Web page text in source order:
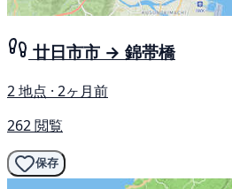
廿日市市 → 錦帯橋
2 地点 · 2ヶ月前
262 閲覧
保存